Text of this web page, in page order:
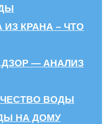
КРАНА – ЧТО
— АНАЛИЗ
ВОДЫ
НА ДОМУ